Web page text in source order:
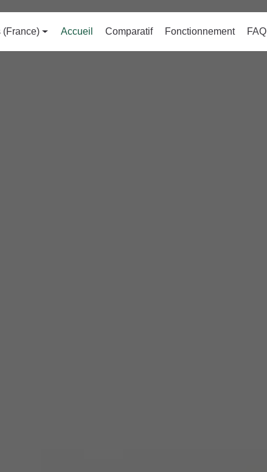
(France) Accueil Comparatif Fonctionnement FAQ